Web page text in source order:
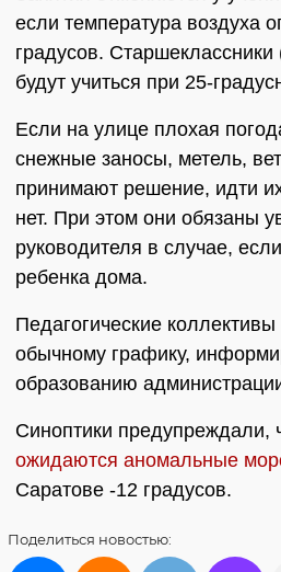
если температура воздуха
градусов.
будут учиться при 25-
Если на улице плохая
снежные заносы, метель,
принимают решение, идти
нет. При этом они обязаны
руководителя в случае,
ребенка дома.
Педагогические
обычному графику,
образованию
Синоптики предупреждали,
ожидаются аномальные
Саратове -12 градусов.
Поделиться новостью: